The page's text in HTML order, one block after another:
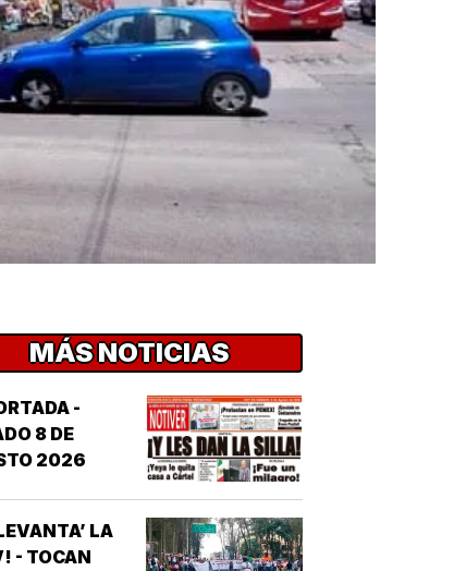
MÁS NOTICIAS
-
8 DE
2026
LA
- TOCAN